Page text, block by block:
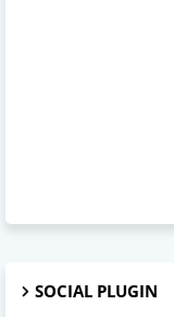
SOCIAL PLUGIN